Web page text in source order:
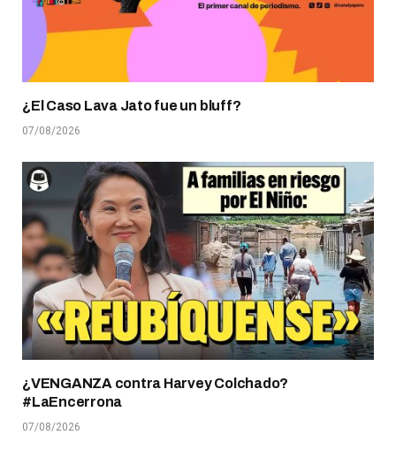
¿El Caso Lava Jato fue un bluff?
07/08/2026
¿VENGANZA contra Harvey Colchado?
#LaEncerrona
07/08/2026